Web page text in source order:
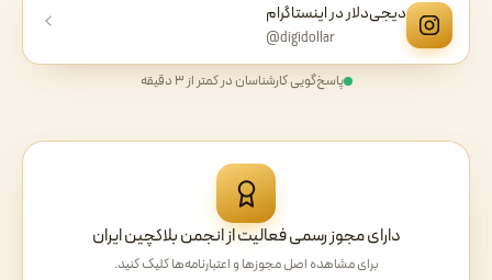
دیجی‌دلار در اینستاگرام
@digidollar
پاسخ‌گویی کارشناسان در کمتر از ۳ دقیقه
دارای مجوز رسمی فعالیت از انجمن بلاکچین ایران
برای مشاهده اصل مجوزها و اعتبارنامه‌ها کلیک کنید.